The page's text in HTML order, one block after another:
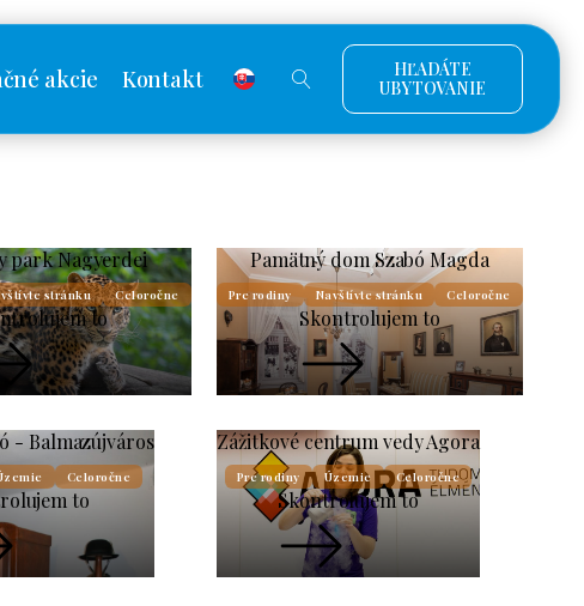
akcie Kontakt
HĽADÁTE
UBYTOVANIE
park Nagyerdei
stránku Celoročne
to
Pamätný dom Szabó Magda
Pre rodiny Navštívte stránku Celoročne
Skontrolujem to
- Balmazújváros
Celoročne
to
Zážitkové centrum vedy Agora
Pre rodiny Územie Celoročne
Skontrolujem to